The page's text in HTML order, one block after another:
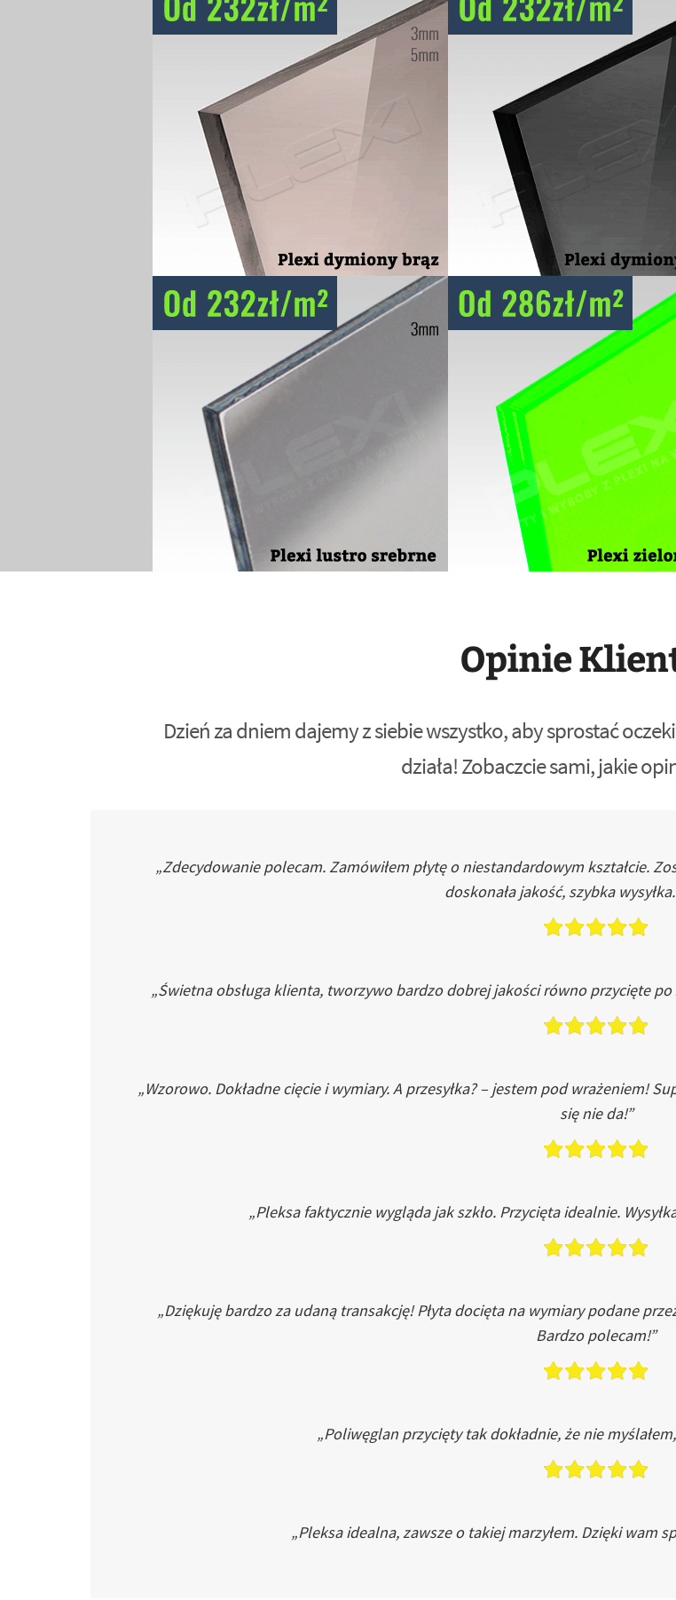
Opinie
Dzień za dniem dajemy z siebie wszystko, aby sprostać
działa! Zobaczcie sami, jakie
„Zdecydowanie polecam. Zamówiłem płytę o niestandardowym kształcie.
doskonała jakość, szybka
„Świetna obsługa klienta, tworzywo bardzo dobrej jakości równo przycięte po
„Wzorowo. Dokładne cięcie i wymiary. A przesyłka? – jestem pod wrażeniem!
się nie da!”
„Pleksa faktycznie wygląda jak szkło. Przycięta idealnie.
„Dziękuję bardzo za udaną transakcję! Płyta docięta na wymiary podane
Bardzo polecam!”
„Poliwęglan przycięty tak dokładnie, że nie
„Pleksa idealna, zawsze o takiej marzyłem. Dzięki wam